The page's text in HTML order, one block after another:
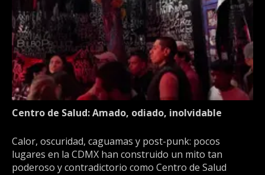
Centro de Salud: Amado, odiado, inolvidable
Calor, oscuridad, caguamas y post-punk: pocos
lugares en la CDMX han construido un mito tan
poderoso y contradictorio como Centro de Salud